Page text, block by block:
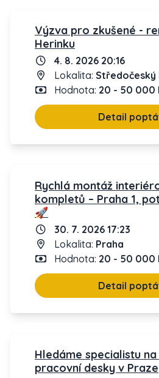
Výzva pro zkušené -
Herinku
4. 8. 2026 20:16
Lokalita: Středočeský
Hodnota: 20 - 50 000
Detail
Rychlá montáž
kompletů – Praha 1,
🚀
30. 7. 2026 17:23
Lokalita: Praha
Hodnota: 20 - 50 000
Detail
Hledáme specialistu
pracovní desky v Praze